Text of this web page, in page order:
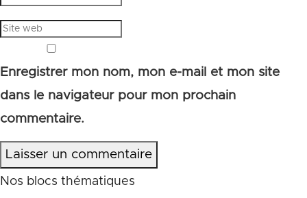
Enregistrer mon nom, mon e-mail et mon site
dans le navigateur pour mon prochain
commentaire.
Laisser un commentaire
Nos blocs thématiques